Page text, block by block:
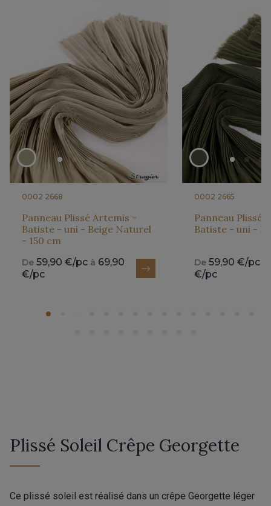
0002 2668
Panneau Plissé Artemis -
Batiste - uni - Beige Naturel
- 150 cm
De 59,90 €/pc à 69,90
€/pc
0002 2665
Panneau Plissé
Batiste - uni -
De59,90 €/pc
€/pc
Plissé Soleil Crêpe Georgette
Ce plissé soleil est réalisé dans un crêpe Georgette léger